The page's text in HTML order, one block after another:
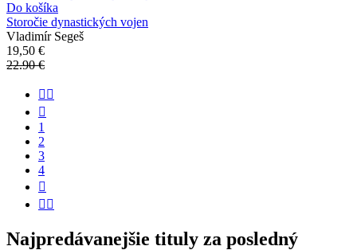
Do košíka
Storočie dynastických vojen
Vladimír Segeš
19,50 €
22.90 €


1
2
3
4


Najpredávanejšie tituly za posledný